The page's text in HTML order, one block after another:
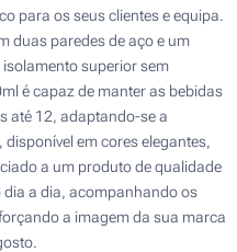
para os seus clientes e equipa.
duas paredes de aço e um
superior sem
é capaz de manter as bebidas
até 12, adaptando-se a
em cores elegantes,
a um produto de qualidade
dia a dia, acompanhando os
a imagem da sua marca